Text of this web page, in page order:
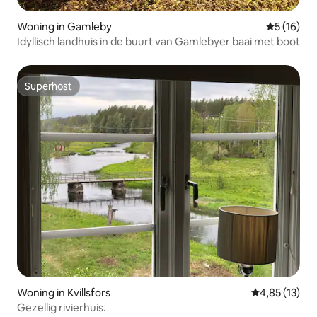
Woning in Gamleby
5 (16)
Idyllisch landhuis in de buurt van Gamlebyer baai met boot
Superhost
Superhost
Woning in Kvillsfors Gemiddelde
4,85 (13)
Gezellig rivierhuis.